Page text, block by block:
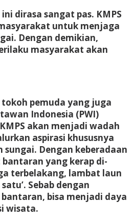
dirasa sangat pas. KMPS
untuk menjaga
Dengan demikian,
masyarakat akan
pemuda yang juga
Indonesia (PWI)
akan menjadi wadah
aspirasi khususnya
Dengan keberadaan
yang kerap di-
terbelakang, lambat laun
Sebab dengan
bisa menjadi daya
wisata.